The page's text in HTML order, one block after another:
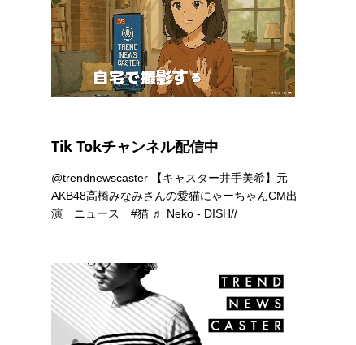
Tik Tokチャンネル配信中
@trendnewscaster 【キャスター井手美希】元
AKB48高橋みなみさんの愛猫にゃーちゃんCM出
演 ニュース#猫 ♬ Neko - DISH//